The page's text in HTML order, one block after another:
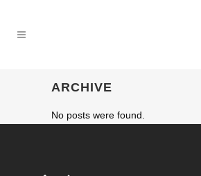
ARCHIVE
No posts were found.